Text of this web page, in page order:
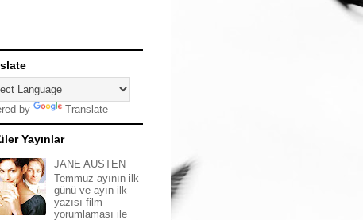
by Translate
Yayınlar
JANE AUSTEN
Temmuz ayının ilk
günü ve ayın ilk
yazısı film
yorumlaması ile